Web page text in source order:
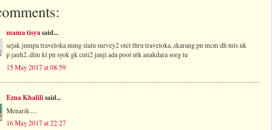
mama tisyasaid...
sejak jumpa traveloka mmg slalu survey2 otel thru traveloka..skarang pn mcm dh mls nk
p jauh2..dlm kl pn syok gk cuti2 janji ada pool utk anakdara sorg tu
15 May 2017 at 08:59
Ezna Khalilisaid...
Menarik.....
16 May 2017 at 22:27